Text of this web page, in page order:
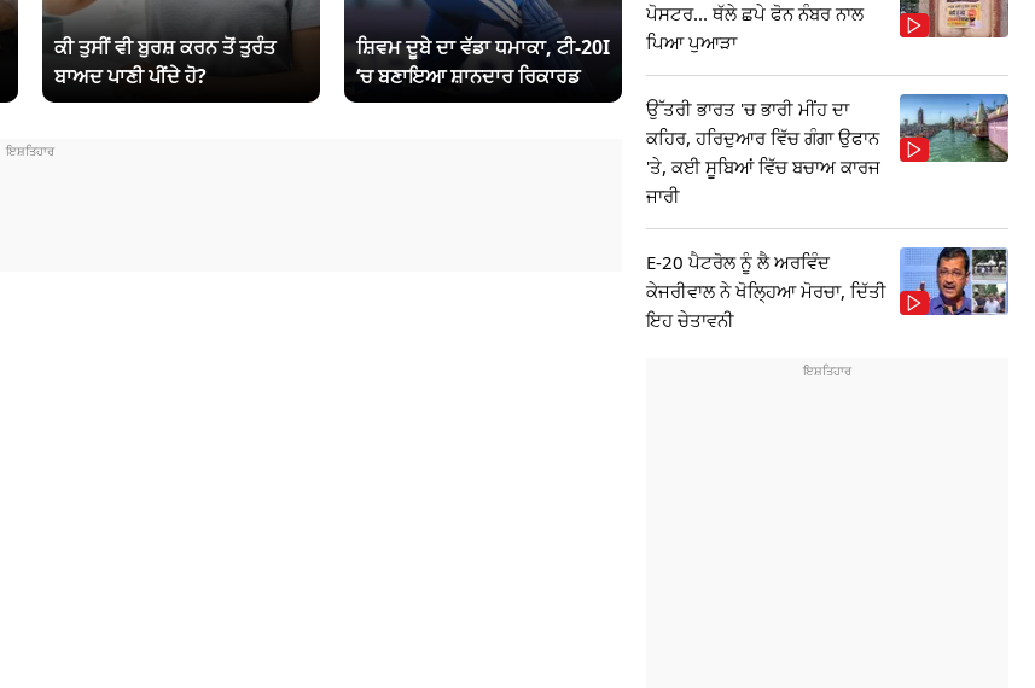
ਕੀ ਤੁਸੀਂ ਵੀ ਬੁਰਸ਼ ਕਰਨ ਤੋਂ ਤੁਰੰਤ
ਬਾਅਦ ਪਾਣੀ ਪੀਂਦੇ ਹੋ?
ਸ਼ਿਵਮ ਦੂਬੇ ਦਾ ਵੱਡਾ ਧਮਾਕਾ, ਟੀ-20I
‘ਚ ਬਣਾਇਆ ਸ਼ਾਨਦਾਰ ਰਿਕਾਰਡ
ਪੋਸਟਰ... ਥੱਲੇ ਛਪੇ ਫੋਨ ਨੰਬਰ ਨਾਲ
ਪਿਆ ਪੁਆੜਾ
ਉੱਤਰੀ ਭਾਰਤ 'ਚ ਭਾਰੀ ਮੀਂਹ ਦਾ
ਕਹਿਰ, ਹਰਿਦੁਆਰ ਵਿੱਚ ਗੰਗਾ ਉਫਾਨ
'ਤੇ, ਕਈ ਸੂਬਿਆਂ ਵਿੱਚ ਬਚਾਅ ਕਾਰਜ
ਜਾਰੀ
E-20 ਪੈਟਰੋਲ ਨੂੰ ਲੈ ਅਰਵਿੰਦ
ਕੇਜਰੀਵਾਲ ਨੇ ਖੋਲ੍ਹਿਆ ਮੋਰਚਾ, ਦਿੱਤੀ
ਇਹ ਚੇਤਾਵਨੀ